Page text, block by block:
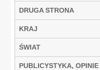
DRUGA STRONA
KRAJ
ŚWIAT
PUBLICYSTYKA, OPINIE